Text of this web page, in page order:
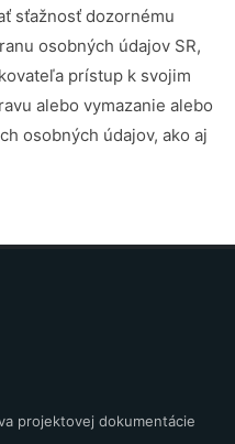
sťažnosť dozornému
osobných údajov SR,
prístup k svojim
alebo vymazanie alebo
osobných údajov, ako aj
projektovej dokumentácie